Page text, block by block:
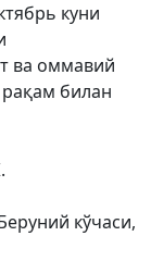
куни
ва оммавий
билан
кўчаси,